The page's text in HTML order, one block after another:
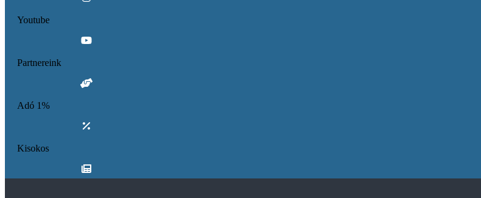
Youtube
Partnereink
Adó 1%
Kisokos